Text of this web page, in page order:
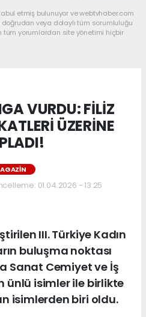
etmiş bulunuyor ve webtvhaber.com
doğrudan veya dolaylı tüm sorumluluğu
tüm yorumlardan site yönetimi hiçbir
VURDU: FİLİZ
ÜZERİNE
01.04.2026 - 13:25
III. Türkiye Kadın
buluşma noktası
Sanat Cemiyet ve İş
ünlü isimler ile birlikte
isimlerden biri oldu.